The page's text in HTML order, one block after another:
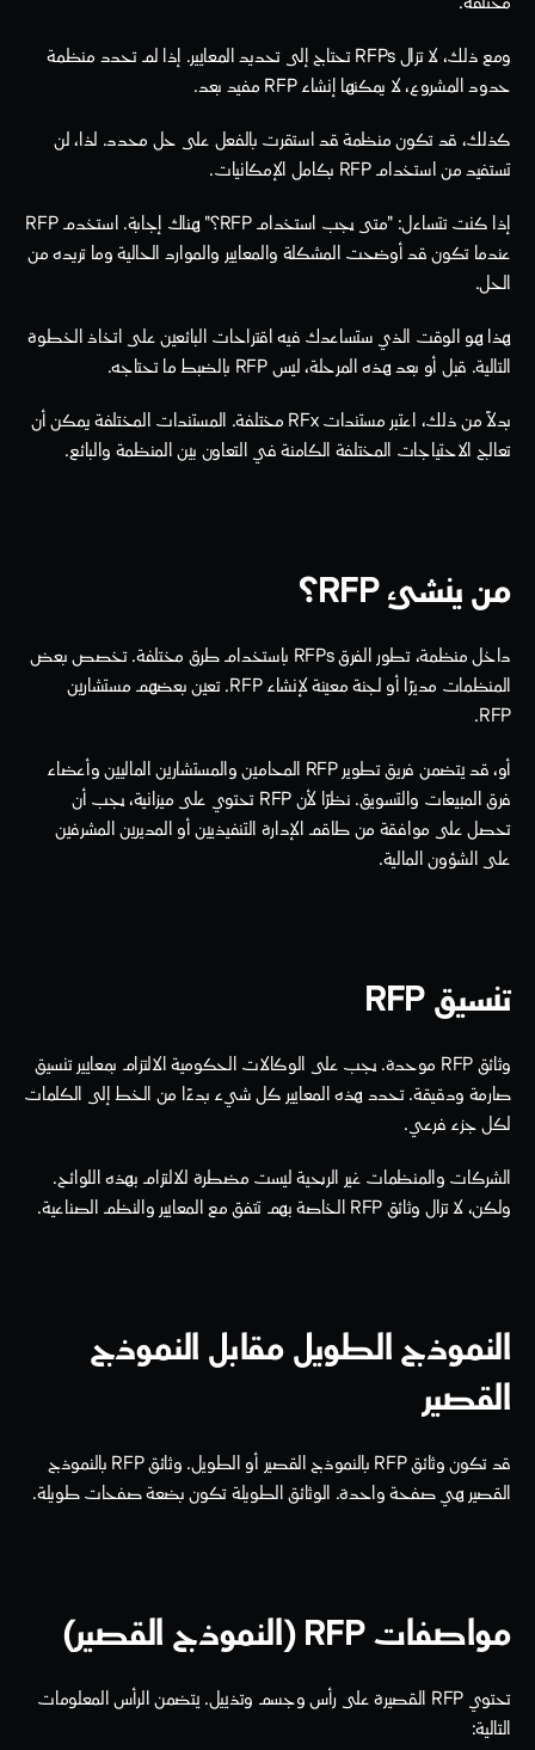
ومع ذلك، لا تزال RFPs تحتاج إلى تحديد المعايير. إذا لم تحدد منظمة
حدود المشروع، لا يمكنها إنشاء RFP مفيد بعد.
كذلك، قد تكون منظمة قد استقرت بالفعل على حل محدد. لذا، لن
تستفيد من استخدام RFP بكامل الإمكانيات.
عندما تكون قد أوضحت المشكلة والمعايير والموارد الحالية وما تريده من
الحل.
هذا هو الوقت الذي ستساعدك فيه اقتراحات البائعين على اتخاذ الخطوة
التالية. قبل أو بعد هذه المرحلة، ليس RFP بالضبط ما تحتاجه.
بدلاً من ذلك، اعتبر مستندات RFx مختلفة. المستندات المختلفة يمكن أن
تعالج الاحتياجات المختلفة الكامنة في التعاون بين المنظمة والبائع.
من ينشئ RFP؟
داخل منظمة، تطور الفرق RFPs باستخدام طرق مختلفة. تخصص بعض
RFP.
فرق المبيعات والتسويق. نظرًا لأن RFP تحتوي على ميزانية، يجب أن
على الشؤون المالية.
تنسيق RFP
وثائق RFP موحدة. يجب على الوكالات الحكومية الالتزام بمعايير تنسيق
لكل جزء فرعي.
ولكن، لا تزال وثائق RFP الخاصة بهم تتفق مع المعايير والنظم الصناعية.
القصير
قد تكون وثائق RFP بالنموذج القصير أو الطويل. وثائق RFP بالنموذج
القصير هي صفحة واحدة. الوثائق الطويلة تكون بضعة صفحات طويلة.
مواصفات RFP (النموذج القصير)
التالية: